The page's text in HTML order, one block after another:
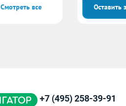
Смотреть все Оставить
+7 (495) 258-39-91